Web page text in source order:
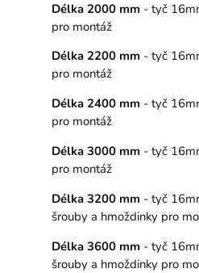
Délka 2000 mm - tyč
pro montáž
Délka 2200 mm - tyč
pro montáž
Délka 2400 mm - tyč
pro montáž
Délka 3000 mm - tyč
pro montáž
Délka 3200 mm - tyč
šrouby a hmoždinky pro
Délka 3600 mm - tyč
šrouby a hmoždinky pro